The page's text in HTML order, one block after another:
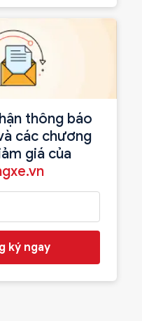
thông báo
các chương
giá của
ký ngay